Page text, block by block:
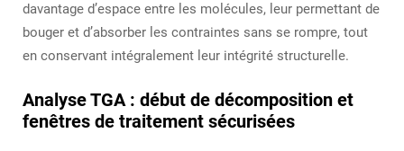
davantage d’espace entre les molécules, leur permettant de
bouger et d’absorber les contraintes sans se rompre, tout
en conservant intégralement leur intégrité structurelle.
Analyse TGA : début de décomposition et
fenêtres de traitement sécurisées